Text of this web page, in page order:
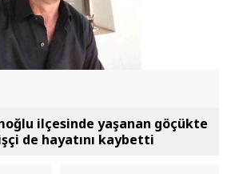
ilçesinde yaşanan göçükte
de hayatını kaybetti